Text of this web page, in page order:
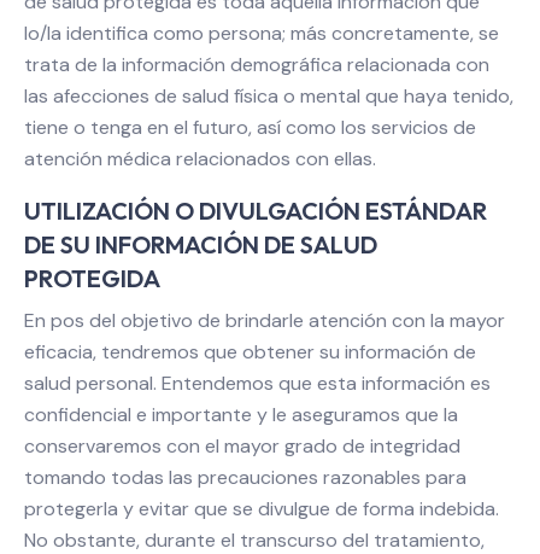
lo/la identifica como persona; más concretamente, se
trata de la información demográfica relacionada con
las afecciones de salud física o mental que haya tenido,
tiene o tenga en el futuro, así como los servicios de
atención médica relacionados con ellas.
UTILIZACIÓN O DIVULGACIÓN ESTÁNDAR
DE SU INFORMACIÓN DE SALUD
PROTEGIDA
En pos del objetivo de brindarle atención con la mayor
eficacia, tendremos que obtener su información de
salud personal. Entendemos que esta información es
confidencial e importante y le aseguramos que la
conservaremos con el mayor grado de integridad
tomando todas las precauciones razonables para
protegerla y evitar que se divulgue de forma indebida.
No obstante, durante el transcurso del tratamiento,